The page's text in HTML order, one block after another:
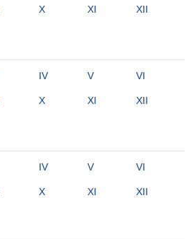
X XI XII
IV V VI
X XI XII
IV V VI
X XI XII